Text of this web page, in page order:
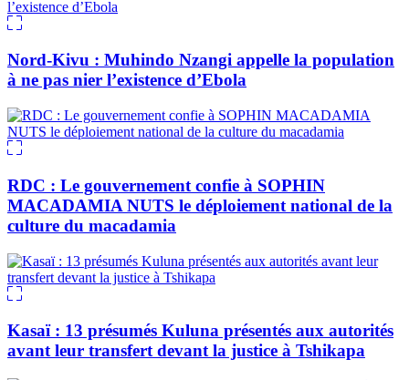
Nord-Kivu : Muhindo Nzangi appelle la population
à ne pas nier l’existence d’Ebola
RDC : Le gouvernement confie à SOPHIN
MACADAMIA NUTS le déploiement national de la
culture du macadamia
Kasaï : 13 présumés Kuluna présentés aux autorités
avant leur transfert devant la justice à Tshikapa